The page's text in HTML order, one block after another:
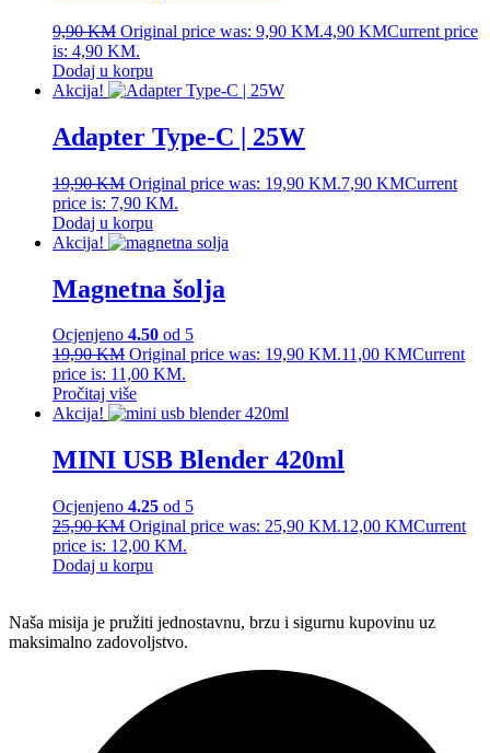
9,90KM Original price was: 9,90 KM.4,90 KMCurrent price
is: 4,90 KM.
Dodaj u korpu
Akcija!
Adapter Type-C | 25W
19,90KM Original price was: 19,90 KM.7,90 KMCurrent
price is: 7,90 KM.
Dodaj u korpu
Akcija!
Magnetna šolja
Ocjenjeno 4.50 od 5
19,90KM Original price was: 19,90 KM.11,00 KMCurrent
price is: 11,00 KM.
Pročitaj više
Akcija!
MINI USB Blender 420ml
Ocjenjeno 4.25 od 5
25,90KM Original price was: 25,90 KM.12,00 KMCurrent
price is: 12,00 KM.
Dodaj u korpu
Naša misija je pružiti jednostavnu, brzu i sigurnu kupovinu uz
maksimalno zadovoljstvo.